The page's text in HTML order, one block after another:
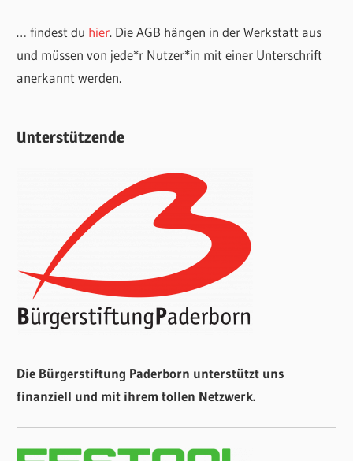
… findest du hier. Die AGB hängen in der Werkstatt aus
und müssen von jede*r Nutzer*in mit einer Unterschrift
anerkannt werden.
Unterstützende
Die Bürgerstiftung Paderborn unterstützt uns
finanziell und mit ihrem tollen Netzwerk.